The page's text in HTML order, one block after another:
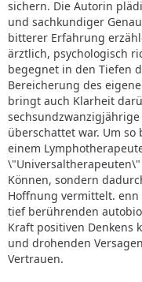
sichern. Die Autorin
und sachkundiger
bitterer Erfahrung
ärztlich, psychologisch
begegnet in den Tiefen
Bereicherung des
bringt auch Klarheit
überschattet war. Um
einem
Können, sondern
Hoffnung vermittelt.
tief berührenden
Kraft positiven Denkens
und drohenden
Vertrauen.